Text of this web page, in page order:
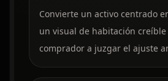
Convierte un activo centrado
un visual de habitación
comprador a juzgar el ajuste